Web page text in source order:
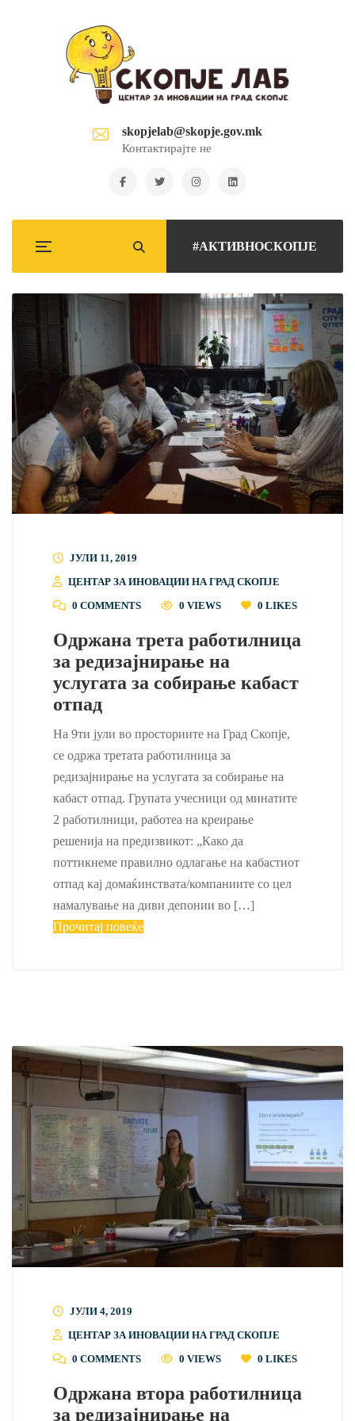
skopjelab@skopje.gov.mk
Контактирајте не
#АКТИВНОСКОПЈЕ
ЈУЛИ 11, 2019
ЦЕНТАР ЗА ИНОВАЦИИ НА ГРАД СКОПЈЕ
0 COMMENTS
0 VIEWS 0 LIKES
Одржана трета работилница
за редизајнирање на
услугата за собирање кабаст
отпад
На 9ти јули во просториите на Град Скопје,
се одржа третата работилница за
редизајнирање на услугата за собирање на
кабаст отпад. Групата учесници од минатите
2 работилници, работеа на креирање
решенија на предизвикот: „Како да
поттикнеме правилно одлагање на кабастиот
отпад кај домаќинствата/компаниите со цел
намалување на диви депонии во […]
Прочитај повеќе
ЈУЛИ 4, 2019
ЦЕНТАР ЗА ИНОВАЦИИ НА ГРАД СКОПЈЕ
0 COMMENTS
0 VIEWS 0 LIKES
Одржана втора работилница
за редизајнирање на